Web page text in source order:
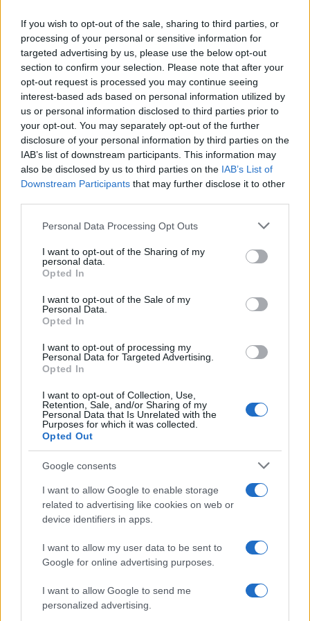
If you wish to opt-out of the sale, sharing to third parties, or
processing of your personal or sensitive information for
targeted advertising by us, please use the below opt-out
section to confirm your selection. Please note that after your
opt-out request is processed you may continue seeing
interest-based ads based on personal information utilized by
us or personal information disclosed to third parties prior to
your opt-out. You may separately opt-out of the further
disclosure of your personal information by third parties on the
IAB’s list of downstream participants. This information may
also be disclosed by us to third parties on the IAB’s List of
Downstream Participants that may further disclose it to other
Please note that this website/app uses one or more Google
not limited to your visit or usage behaviour. You may click to
grant or deny consent to Google and its third-party tags to
use your data for below specified purposes in below Google
consent section.
Personal Data Processing Opt Outs
I want to opt-out of the Sharing of my
personal data.
Opted In
I want to opt-out of the Sale of my
Personal Data.
Opted In
I want to opt-out of processing my
Personal Data for Targeted Advertising.
Opted In
I want to opt-out of Collection, Use,
Retention, Sale, and/or Sharing of my
Personal Data that Is Unrelated with the
Purposes for which it was collected.
Opted Out
Google consents
I want to allow Google to enable storage
related to advertising like cookies on web or
device identifiers in apps.
I want to allow my user data to be sent to
Google for online advertising purposes.
I want to allow Google to send me
personalized advertising.
Σχόλια
Σχολίασε εδώ
50 /50
Υποβολή σχολίου
Όροι Χρήσης . Το site προστατεύεται από reCAPTCHA, ισχύουν
Media
Share:
Ακολουθήστε το Νewsit.gr στο
ενημερωθείτε πρώτοι για όλη την ειδησεογραφία και τα
τελευταία νέατης ημέρας
ίδια υπόθεση
Πιο δημοφιλή
Σέρρες: Βίντεο ντοκουμέντο από το
τροχαίο με νεκρούς μητέρα και γιο – Ο
οδηγός του φορτηγού κατέγραψε τη